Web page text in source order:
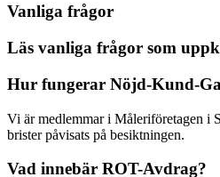
Vanliga frågor
Läs vanliga frågor som
Hur fungerar Nöjd-Kund-
Vi är medlemmar i Måleriföretagen i
brister påvisats på besiktningen.
Vad innebär ROT-Avdrag?